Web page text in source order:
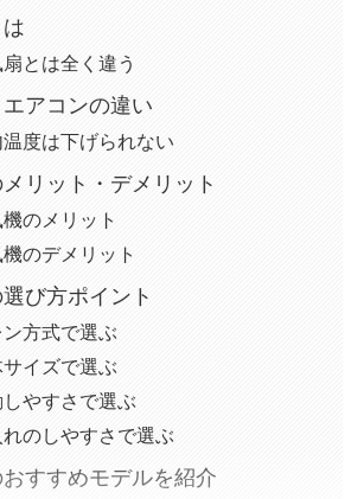
とは全く違う
アコンの違い
度は下げられない
リット・デメリット
のメリット
のデメリット
び方ポイント
ン方式で選ぶ
イズで選ぶ
やすさで選ぶ
のしやすさで選ぶ
すすめモデルを紹介